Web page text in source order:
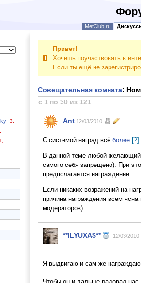
MetClub.ru
3,
1,
Привет!
Хочешь поучаствовать в
Если ты ещё не
Совещательная комната:
с 1 по 30 из 121
Ant 12/03/2010
С системой наград всё более [?]
В данной теме любой желающий
самого себя запрещено). При
предполагается награждение.
Если никаких возражений на
причина награждения всем
модераторов).
**ILYUXA$** 12/03/2010
Я выдвигаю и сам же награждаю
Чтобы он и дальше радовал нас